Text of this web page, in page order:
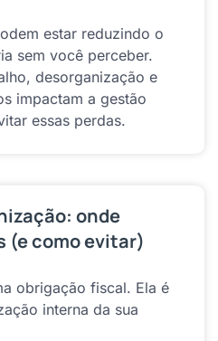
estar reduzindo o
sem você perceber.
desorganização e
impactam a gestão
essas perdas.
onde
(e como evitar)
obrigação fiscal. Ela é
interna da sua